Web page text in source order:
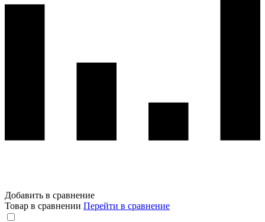
Добавить в сравнение
Товар в сравнении Перейти в сравнение